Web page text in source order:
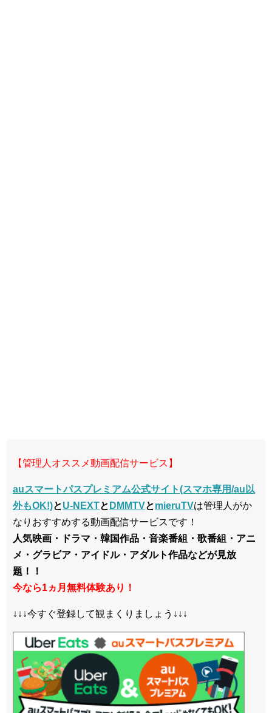
【管理人オススメ動画配信サービス】
auスマートパスプレミアム公式サイト(スマホ専用/au以
外もOK!)とU-NEXTと DMMTVとmieruTVは管理人がか
なりおすすめする動画配信サービスです！
人気映画・ドラマ・韓国作品・音楽番組・歌番組・アニ
メ・グラビア・アイドル・アダルト作品などが見放
題！！
今なら1ヵ月無料体験あり！
↓↓↓今すぐ登録して観まくりましょう↓↓↓